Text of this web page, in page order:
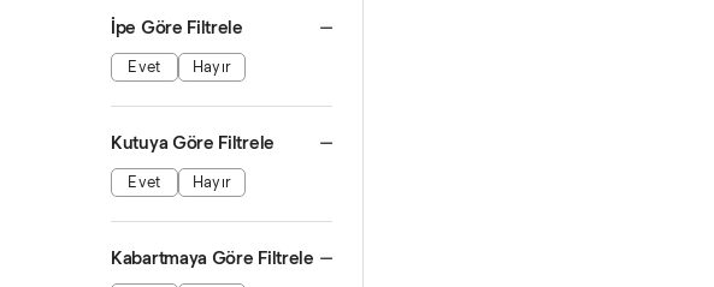
İpe Göre Filtrele
Evet Hayır
Kutuya Göre Filtrele
Evet Hayır
Kabartmaya Göre Filtrele